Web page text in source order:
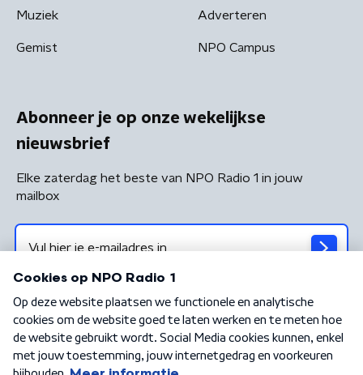
Muziek
Gemist
Adverteren
NPO Campus
Abonneer je op onze wekelijkse
nieuwsbrief
Elke zaterdag het beste van NPO Radio 1 in jouw
mailbox
Algemene voorwaarden